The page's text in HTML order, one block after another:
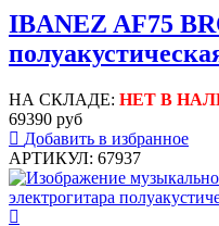
IBANEZ AF75
НА СКЛАДЕ: НЕТ В
69390 руб
Добавить в избранное
АРТИКУЛ: 67937